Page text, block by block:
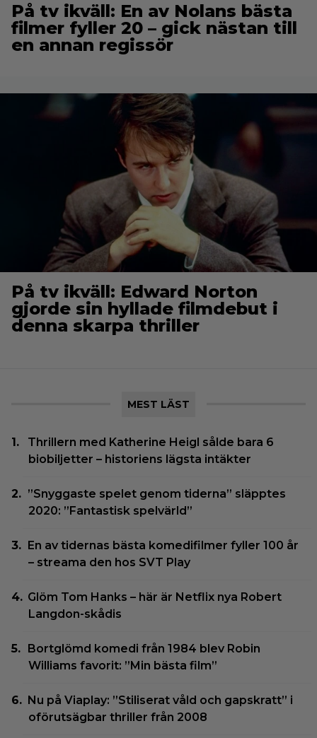
På tv ikväll: En av Nolans bästa
filmer fyller 20 – gick nästan till
en annan regissör
På tv ikväll: Edward Norton
gjorde sin hyllade filmdebut i
denna skarpa thriller
MEST LÄST
Thrillern med Katherine Heigl sålde bara 6
biobiljetter – historiens lägsta intäkter
”Snyggaste spelet genom tiderna” släpptes
2020: ”Fantastisk spelvärld”
En av tidernas bästa komedifilmer fyller 100 år
– streama den hos SVT Play
Glöm Tom Hanks – här är Netflix nya Robert
Langdon-skådis
Bortglömd komedi från 1984 blev Robin
Williams favorit: ”Min bästa film”
Nu på Viaplay: ”Stiliserat våld och gapskratt” i
oförutsägbar thriller från 2008